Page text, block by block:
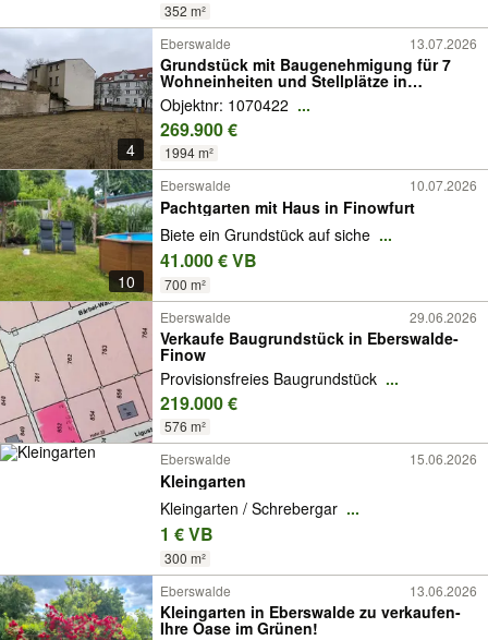
352 m²
4
Eberswalde 13.07.2026
Grundstück mit Baugenehmigung für 7
Wohneinheiten und Stellplätze in
Eberswalde
Objektnr: 1070422 ...
269.900 €
1994 m²
10
Eberswalde 10.07.2026
Pachtgarten mit Haus in Finowfurt
Biete ein Grundstück auf siche ...
41.000 € VB
700 m²
Eberswalde
29.06.2026
Verkaufe Baugrundstück in Eberswalde-
Finow
Provisionsfreies Baugrundstück ...
219.000 €
576 m²
Eberswalde
15.06.2026
Kleingarten
Kleingarten / Schrebergar ...
1 € VB
300 m²
Eberswalde 13.06.2026
Kleingarten in Eberswalde zu verkaufen-
Ihre Oase im Grünen!